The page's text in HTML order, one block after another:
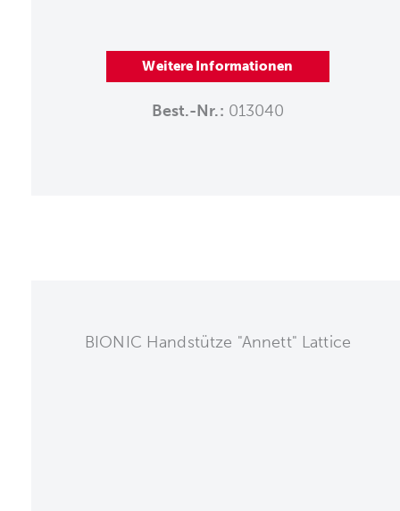
Weitere Informationen
Best.-Nr.: 013040
BIONIC Handstütze "Annett" Lattice